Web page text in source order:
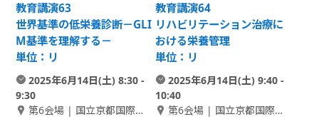
教育講演63
世界基準の低栄養診断－GLI
M基準を理解する－
単位：リ
2025年6月14日(土) 8:30 -
9:30
第6会場 | 国立京都国際会
教育講演64
リハビリテーション治療に
おける栄養管理
単位：リ
2025年6月14日(土) 9:40 -
10:40
第6会場 | 国立京都国際会